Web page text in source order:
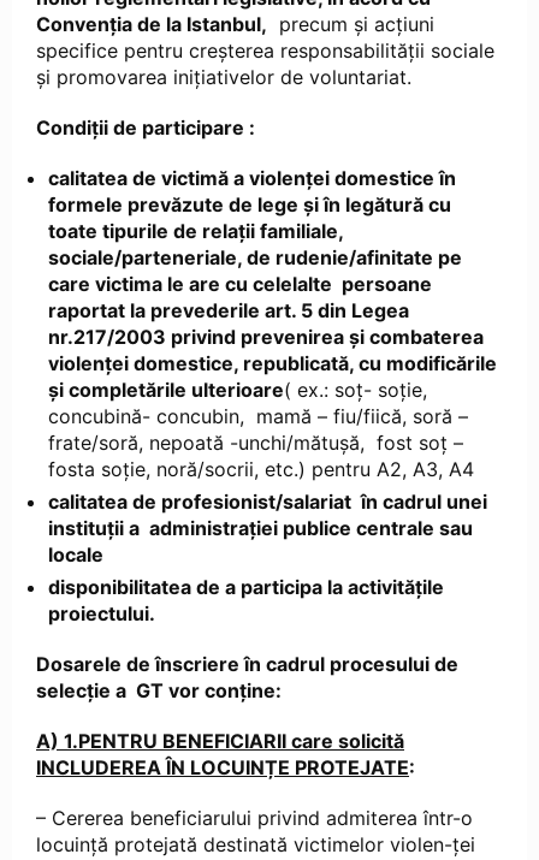
Convenția de la Istanbul, precum şi acţiuni
specifice pentru creşterea responsabilităţii sociale
şi promovarea inițiativelor de voluntariat.
Condiții de participare :
calitatea de victimă a violenței domestice în
formele prevăzute de lege și în legătură cu
toate tipurile de relații familiale,
sociale/parteneriale, de rudenie/afinitate pe
care victima le are cu celelalte persoane
raportat la prevederile art. 5 din Legea
nr.217/2003 privind prevenirea și combaterea
violenței domestice, republicată, cu modificările
și completările ulterioare( ex.: soț- soție,
concubină- concubin, mamă – fiu/fiică, soră –
frate/soră, nepoată -unchi/mătușă, fost soț –
fosta soție, noră/socrii, etc.) pentru A2, A3, A4
calitatea de profesionist/salariat în cadrul unei
instituții a administrației publice centrale sau
locale
disponibilitatea de a participa la activitățile
proiectului.
Dosarele de înscriere în cadrul procesului de
selecție a GT vor conține:
A) 1.PENTRU BENEFICIARII care solicită
INCLUDEREA ÎN LOCUINȚE PROTEJATE:
– Cererea beneficiarului privind admiterea într-o
locuință protejată destinată victimelor violen-ței